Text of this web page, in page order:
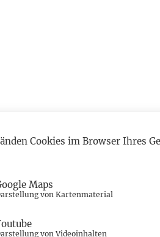
Cookies im Browser Ihres
Maps
von Kartenmaterial
von Videoinhalten